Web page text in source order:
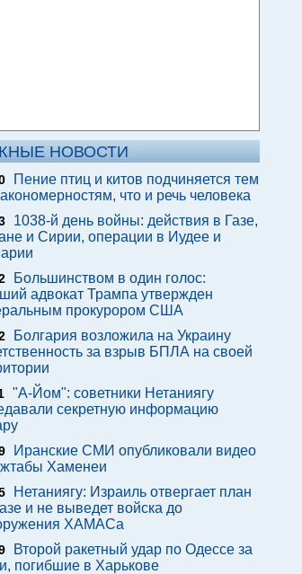
НОВОСТИ
Пение птиц и китов подчиняется тем
что и речь человека
1038-й день войны: действия в Газе,
и Сирии, операции в Иудее и
Большинством в один голос:
адвокат Трампа утвержден
прокурором США
Болгария возложила на Украину
за взрыв БПЛА на своей
"А-Йом": советники Нетаниягу
секретную информацию
Иранские СМИ опубликовали видео
Хаменеи
Нетаниягу: Израиль отвергает план
и не выведет войска до
ХАМАСа
Второй ракетный удар по Одессе за
погибшие в Харькове